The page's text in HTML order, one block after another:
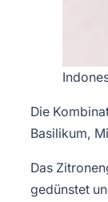
Die
Basilikum,
Das
gedünstet